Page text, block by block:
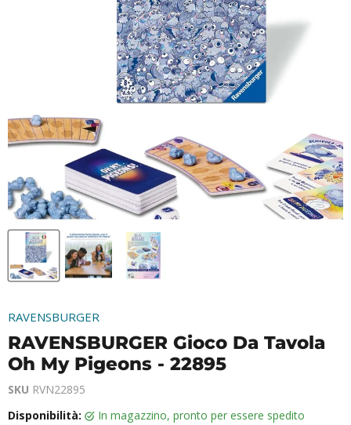
RAVENSBURGER
RAVENSBURGER Gioco Da Tavola
Oh My Pigeons - 22895
SKU RVN22895
Disponibilità:
in magazzino, pronto per essere spedito